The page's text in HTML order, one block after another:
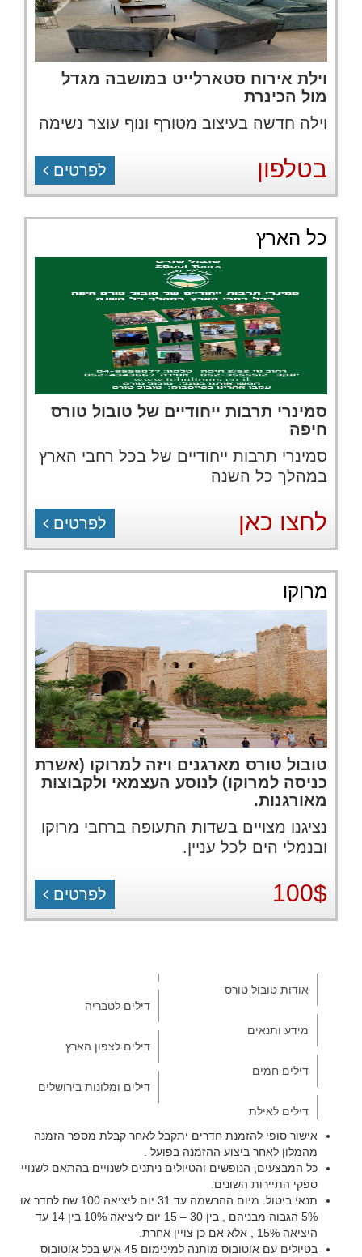
וילת אירוח סטארלייט במושבה מגדל
מול הכינרת
וילה חדשה בעיצוב מטורף ונוף עוצר נשימה
בטלפון לפרטים
כל הארץ
סמינרי תרבות ייחודיים של טובול טורס
חיפה
סמינרי תרבות ייחודיים של בכל רחבי הארץ
במהלך כל השנה
לחצו כאן לפרטים
מרוקו
טובול טורס מארגנים ויזה למרוקו (אשרת
כניסה למרוקו) לנוסע העצמאי ולקבוצות
מאורגנות.
נציגנו מצויים בשדות התעופה ברחבי מרוקו
ובנמלי הים לכל עניין.
100$ לפרטים
אודות טובול טורס
מידע ותנאים
דילים חמים
דילים לאילת
דילים לטבריה
דילים לצפון הארץ
דילים ומלונות בירושלים
אישור סופי להזמנת חדרים יתקבל לאחר קבלת מספר הזמנה
מהמלון לאחר ביצוע ההזמנה בפועל .
כל המבצעים, הנופשים והטיולים ניתנים לשנויים בהתאם לשנויי
ספקי התיירות השונים.
תנאי ביטול: מיום ההרשמה עד 31 יום ליציאה 100 שח לחדר או
5% הגבוה מבניהם , בין 30 – 15 יום ליציאה 10% בין 14 עד
היציאה 15% , אלא אם כן צויין אחרת.
בטיולים עם אוטובוס מותנה למינימום 45 איש בכל אוטובוס